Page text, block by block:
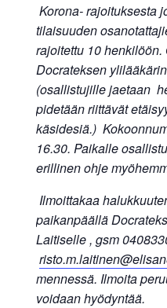
Korona- rajoituksesta
tilaisuuden
rajoitettu 10
Docrateksen
(osallistujille jaetaan
pidetään riittävät
käsidesiä.)
16.30. Paikalle
erillinen ohje
Ilmoittakaa
paikanpäällä
Laitiselle , gsm
mennessä. Ilmoita
voidaan hyödyntää.